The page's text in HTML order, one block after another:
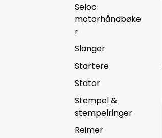
Seloc
motorhåndbøke
r
Slanger
Startere
Stator
Stempel &
stempelringer
Reimer